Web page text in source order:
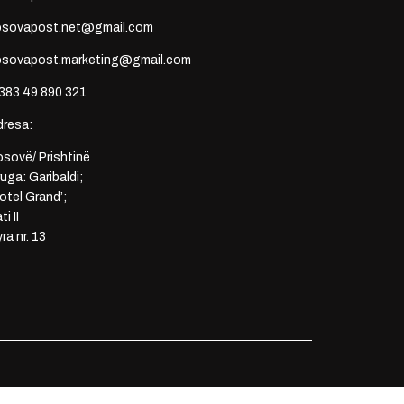
49 890 321
Prishtinë
Garibaldi;
Grand’;
II
nr. 13